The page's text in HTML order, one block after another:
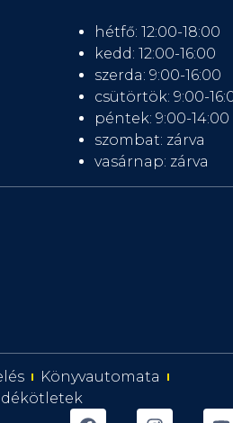
hétfő: 12:00-18:00
kedd: 12:00-16:00
szerda: 9:00-16:00
csütörtök: 9:00-
péntek: 9:00-14:00
szombat: zárva
vasárnap: zárva
Könyvautomata